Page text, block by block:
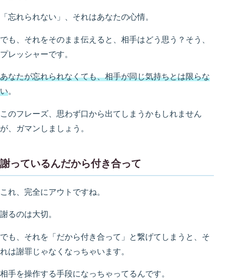
「忘れられない」、それはあなたの心情。
でも、それをそのまま伝えると、相手はどう思う？そう、
プレッシャーです。
あなたが忘れられなくても、相手が同じ気持ちとは限らな
い。
このフレーズ、思わず口から出てしまうかもしれません
が、ガマンしましょう。
謝っているんだから付き合って
これ、完全にアウトですね。
謝るのは大切。
でも、それを「だから付き合って」と繋げてしまうと、そ
れは謝罪じゃなくなっちゃいます。
相手を操作する手段になっちゃってるんです。